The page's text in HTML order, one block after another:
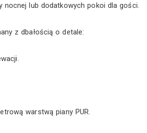
lub dodatkowych pokoi dla gości.
z dbałością o detale:
warstwą piany PUR.